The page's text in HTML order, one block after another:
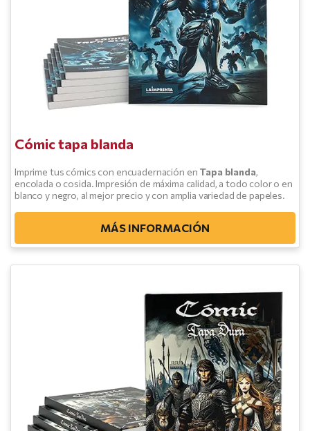
Cómic tapa blanda
Imprime tus cómics con encuadernación en Tapa blanda,
encolada o cosida. Impresión de máxima calidad, a todo color o en
blanco y negro, al mejor precio y con amplia variedad de papeles.
MÁS INFORMACIÓN